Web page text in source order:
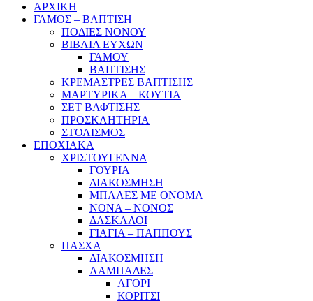
ΑΡΧΙΚΗ
ΓΑΜΟΣ – ΒΑΠΤΙΣΗ
ΠΟΔΙΕΣ ΝΟΝΟΥ
ΒΙΒΛΙΑ ΕΥΧΩΝ
ΓΑΜΟΥ
ΒΑΠΤΙΣΗΣ
ΚΡΕΜΑΣΤΡΕΣ ΒΑΠΤΙΣΗΣ
ΜΑΡΤΥΡΙΚΑ – ΚΟΥΤΙΑ
ΣΕΤ ΒΑΦΤΙΣΗΣ
ΠΡΟΣΚΛΗΤΗΡΙΑ
ΣΤΟΛΙΣΜΟΣ
ΕΠΟΧΙΑΚΑ
ΧΡΙΣΤΟΥΓΕΝΝΑ
ΓΟΥΡΙΑ
ΔΙΑΚΟΣΜΗΣΗ
ΜΠΑΛΕΣ ΜΕ ΟΝΟΜΑ
ΝΟΝΑ – ΝΟΝΟΣ
ΔΑΣΚΑΛΟΙ
ΓΙΑΓΙΑ – ΠΑΠΠΟΥΣ
ΠΑΣΧΑ
ΔΙΑΚΟΣΜΗΣΗ
ΛΑΜΠΑΔΕΣ
ΑΓΟΡΙ
ΚΟΡΙΤΣΙ